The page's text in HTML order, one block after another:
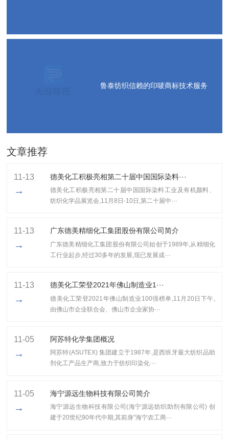
鲁泰纺织信赖的印唛商标技术服务
文章推荐
11-13
→
德美化工积极亮相第二十届中国国际染料···
德美化工积极亮相第二十届中国国际染料工业及有机颜料、
纺织化学品展览会,11月8日-10日,第二十届中···
11-13
→
广东德美精细化工集团股份有限公司简介
广东德美精细化工集团股份有限公司始创于1989年,从精细化
工行业起步,经过30多年的发展,现已发展成···
11-13
→
​德美化工荣登2021年佛山制造业1···
​德美化工荣登2021年佛山制造业100强榜单,11月20日下午,
由佛山市企业联合会、佛山市企业家协···
11-05
→
阿苏特化学集团概况
阿苏特(ASUTEX) 集团建立于1987年,是西班牙最大纺织品助
剂化工产品生产商,致力于纺织印染化···
11-05
→
海宁源远生物科技有限公司简介
海宁源远生物科技有限公司(海宁源远纺织助剂有限公司) 创
建于20世纪90年代中期,其前身"海宁农工商···